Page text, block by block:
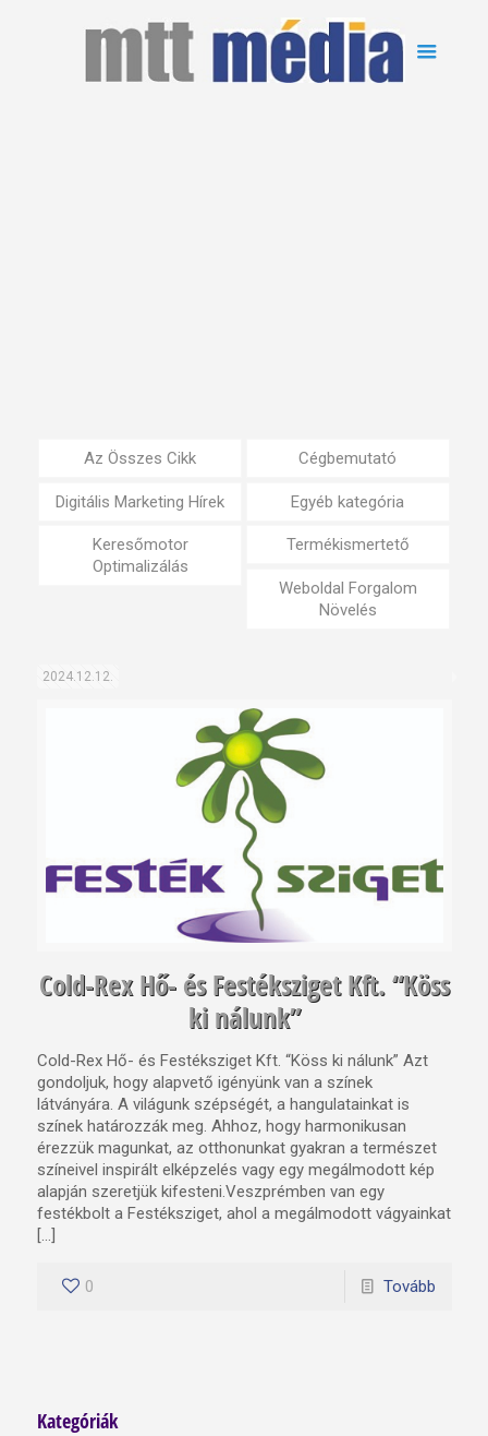
Az Összes Cikk Cégbemutató
Digitális Marketing Hírek Egyéb kategória
Keresőmotor
Optimalizálás
Termékismertető
Weboldal Forgalom
Növelés
2024.12.12.
Cold-Rex Hő- és Festéksziget Kft. “Köss
ki nálunk”
Cold-Rex Hő- és Festéksziget Kft. “Köss ki nálunk” Azt
gondoljuk, hogy alapvető igényünk van a színek
látványára. A világunk szépségét, a hangulatainkat is
színek határozzák meg. Ahhoz, hogy harmonikusan
érezzük magunkat, az otthonunkat gyakran a természet
színeivel inspirált elképzelés vagy egy megálmodott kép
alapján szeretjük kifesteni.Veszprémben van egy
festékbolt a Festéksziget, ahol a megálmodott vágyainkat
[…]
0 Tovább
Kategóriák